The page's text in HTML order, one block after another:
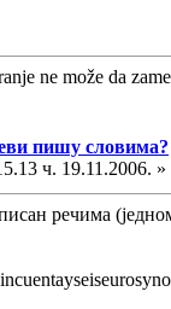
ne može da
пишу словима?
ч. 19.11.2006. »
речима